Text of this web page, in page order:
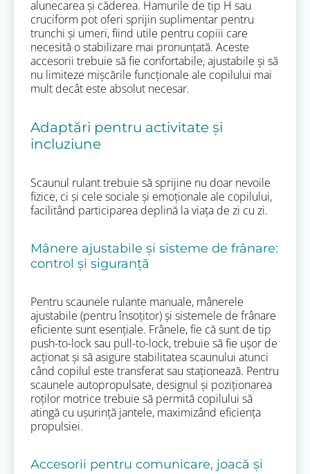
alunecarea și căderea. Hamurile de tip H sau
cruciform pot oferi sprijin suplimentar pentru
trunchi și umeri, fiind utile pentru copiii care
necesită o stabilizare mai pronunțată. Aceste
accesorii trebuie să fie confortabile, ajustabile și să
nu limiteze mișcările funcționale ale copilului mai
mult decât este absolut necesar.
Adaptări pentru activitate și
incluziune
Scaunul rulant trebuie să sprijine nu doar nevoile
fizice, ci și cele sociale și emoționale ale copilului,
facilitând participarea deplină la viața de zi cu zi.
Mânere ajustabile și sisteme de frânare:
control și siguranță
Pentru scaunele rulante manuale, mânerele
ajustabile (pentru însoțitor) și sistemele de frânare
eficiente sunt esențiale. Frânele, fie că sunt de tip
push-to-lock sau pull-to-lock, trebuie să fie ușor de
acționat și să asigure stabilitatea scaunului atunci
când copilul este transferat sau staționează. Pentru
scaunele autopropulsate, designul și poziționarea
roților motrice trebuie să permită copilului să
atingă cu ușurință jantele, maximizând eficiența
propulsiei.
Accesorii pentru comunicare, joacă și